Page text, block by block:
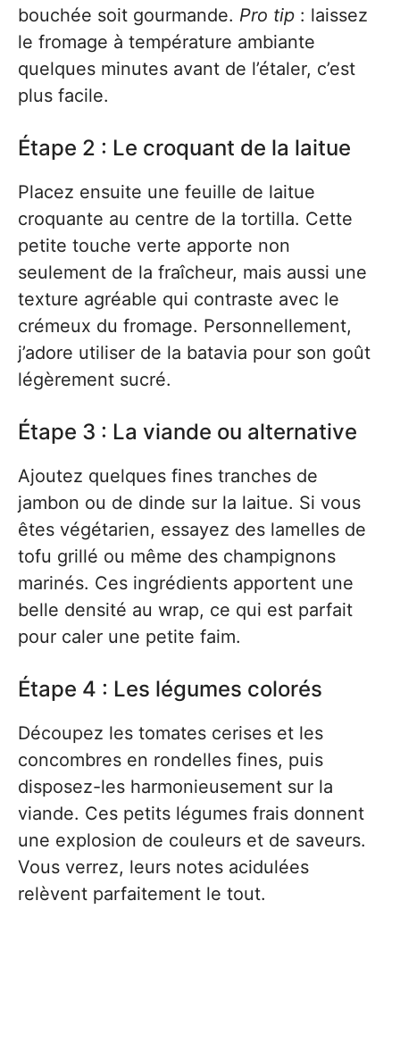
bouchée soit gourmande. Pro tip : laissez
le fromage à température ambiante
quelques minutes avant de l’étaler, c’est
plus facile.
Étape 2 : Le croquant de la laitue
Placez ensuite une feuille de laitue
croquante au centre de la tortilla. Cette
petite touche verte apporte non
seulement de la fraîcheur, mais aussi une
texture agréable qui contraste avec le
crémeux du fromage. Personnellement,
j’adore utiliser de la batavia pour son goût
légèrement sucré.
Étape 3 : La viande ou alternative
Ajoutez quelques fines tranches de
jambon ou de dinde sur la laitue. Si vous
êtes végétarien, essayez des lamelles de
tofu grillé ou même des champignons
marinés. Ces ingrédients apportent une
belle densité au wrap, ce qui est parfait
pour caler une petite faim.
Étape 4 : Les légumes colorés
Découpez les tomates cerises et les
concombres en rondelles fines, puis
disposez-les harmonieusement sur la
viande. Ces petits légumes frais donnent
une explosion de couleurs et de saveurs.
Vous verrez, leurs notes acidulées
relèvent parfaitement le tout.